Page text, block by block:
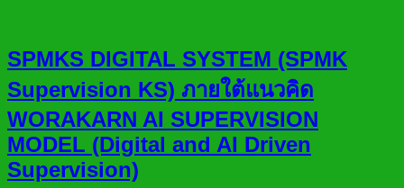
SPMKS DIGITAL SYSTEM (SPMK
Supervision KS) ภายใต้แนวคิด
WORAKARN AI SUPERVISION
MODEL (Digital and AI Driven
Supervision)